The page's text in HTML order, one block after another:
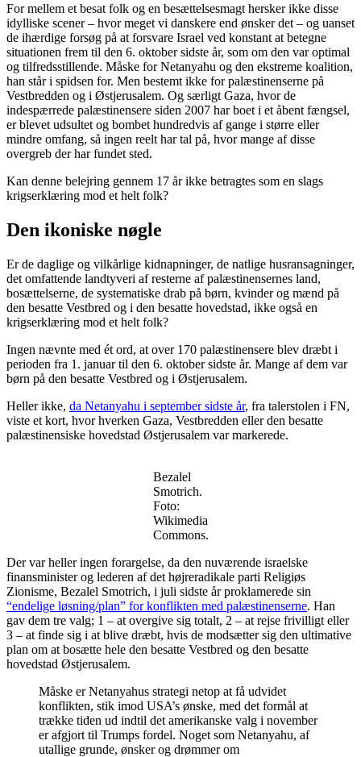
For mellem et besat folk og en besættelsesmagt hersker ikke disse
idylliske scener – hvor meget vi danskere end ønsker det – og uanset
de ihærdige forsøg på at forsvare Israel ved konstant at betegne
situationen frem til den 6. oktober sidste år, som om den var optimal
og tilfredsstillende. Måske for Netanyahu og den ekstreme koalition,
han står i spidsen for. Men bestemt ikke for palæstinenserne på
Vestbredden og i Østjerusalem. Og særligt Gaza, hvor de
indespærrede palæstinensere siden 2007 har boet i et åbent fængsel,
er blevet udsultet og bombet hundredvis af gange i større eller
mindre omfang, så ingen reelt har tal på, hvor mange af disse
overgreb der har fundet sted.
Kan denne belejring gennem 17 år ikke betragtes som en slags
krigserklæring mod et helt folk?
Den ikoniske nøgle
Er de daglige og vilkårlige kidnapninger, de natlige husransagninger,
det omfattende landtyveri af resterne af palæstinensernes land,
bosættelserne, de systematiske drab på børn, kvinder og mænd på
den besatte Vestbred og i den besatte hovedstad, ikke også en
krigserklæring mod et helt folk?
Ingen nævnte med ét ord, at over 170 palæstinensere blev dræbt i
perioden fra 1. januar til den 6. oktober sidste år. Mange af dem var
børn på den besatte Vestbred og i Østjerusalem.
Heller ikke, da Netanyahu i september sidste år, fra talerstolen i FN,
viste et kort, hvor hverken Gaza, Vestbredden eller den besatte
palæstinensiske hovedstad Østjerusalem var markerede.
Bezalel
Smotrich.
Foto:
Wikimedia
Commons.
Der var heller ingen forargelse, da den nuværende israelske
finansminister og lederen af det højreradikale parti Religiøs
Zionisme, Bezalel Smotrich, i juli sidste år proklamerede sin
“endelige løsning/plan” for konflikten med palæstinenserne. Han
gav dem tre valg; 1 – at overgive sig totalt, 2 – at rejse frivilligt eller
3 – at finde sig i at blive dræbt, hvis de modsætter sig den ultimative
plan om at bosætte hele den besatte Vestbred og den besatte
hovedstad Østjerusalem.
Måske er Netanyahus strategi netop at få udvidet
konflikten, stik imod USA’s ønske, med det formål at
trække tiden ud indtil det amerikanske valg i november
er afgjort til Trumps fordel. Noget som Netanyahu, af
utallige grunde, ønsker og drømmer om